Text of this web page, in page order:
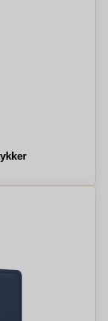
rigtige løsning til
sikkert med en
den rigtige model
tilbyder ofte rfid
beskyttet mod
dine personlige
altid er let
Se vårt udvalg
kort mod bøjning
udseende.
dine personlige
rigtige løsning til